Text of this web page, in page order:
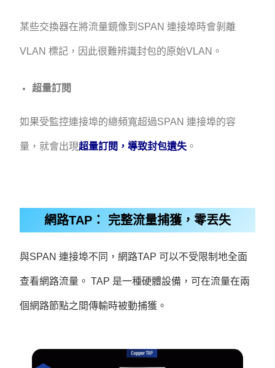
某些交換器在將流量鏡像到SPAN 連接埠時會剝離
VLAN 標記，因此很難辨識封包的原始VLAN。
超量訂閱
如果受監控連接埠的總頻寬超過SPAN 連接埠的容
量，就會出現超量訂閱，導致封包遺失 。
網路TAP： 完整流量捕獲，零丟失
與SPAN 連接埠不同，網路TAP 可以不受限制地全面
查看網路流量。 TAP 是一種硬體設備，可在流量在兩
個網路節點之間傳輸時被動捕獲。